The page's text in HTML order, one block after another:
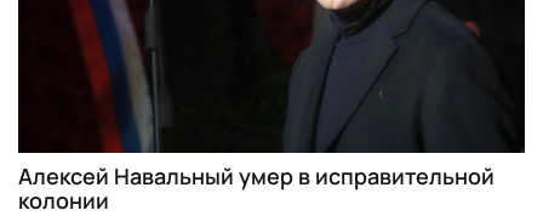
Алексей Навальный умер в исправительной
колонии